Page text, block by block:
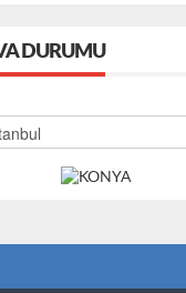
DURUMU